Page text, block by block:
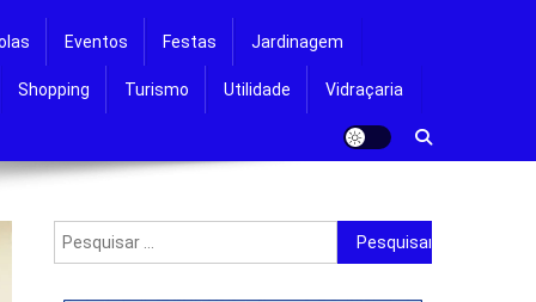
Eventos Festas Jardinagem
Shopping Turismo Utilidade Vidraçaria